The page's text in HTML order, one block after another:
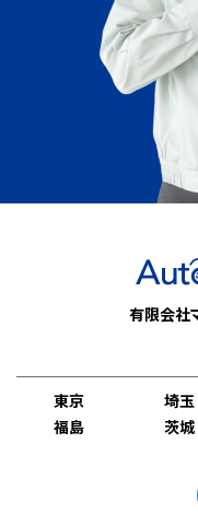
有限会社
東京
埼玉
福島
茨城